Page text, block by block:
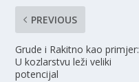
PREVIOUS
Grude i Rakitno kao primjer:
U kozlarstvu leži veliki
potencijal